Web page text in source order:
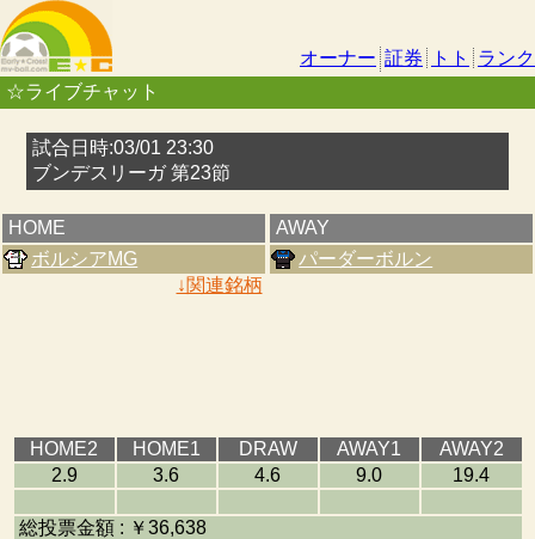
オーナー 証券 トト
ランク
☆ライブチャット
試合日時:03/01 23:30
ブンデスリーガ 第23節
HOME
ボルシアMG
↓関連銘柄
AWAY
パーダーボルン
HOME2 HOME1 DRAW AWAY1
AWAY2
2.9
3.6 4.6 9.0 19.4
総投票金額 : ￥36,638